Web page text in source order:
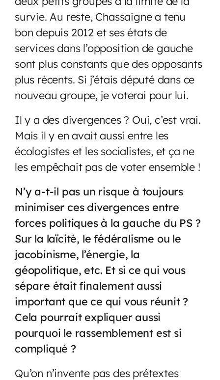
survie. Au reste, Chassaigne a tenu
bon depuis 2012 et ses états de
services dans l’opposition de gauche
sont plus constants que des opposants
plus récents. Si j’étais député dans ce
nouveau groupe, je voterai pour lui.
Il y a des divergences ? Oui, c’est vrai.
Mais il y en avait aussi entre les
écologistes et les socialistes, et ça ne
les empêchait pas de voter ensemble !
N’y a-t-il pas un risque à toujours
minimiser ces divergences entre
forces politiques à la gauche du PS ?
Sur la laïcité, le fédéralisme ou le
jacobinisme, l’énergie, la
géopolitique, etc. Et si ce qui vous
sépare était finalement aussi
important que ce qui vous réunit ?
Cela pourrait expliquer aussi
pourquoi le rassemblement est si
compliqué ?
Qu’on n’invente pas des prétextes